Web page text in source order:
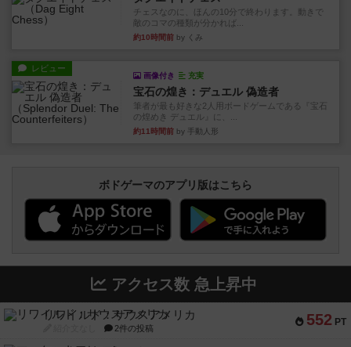
チェスなのに、ほんの10分で終わります。動きで
敵のコマの種類が分かれば...
約10時間前 by くみ
レビュー
画像付き 充実
宝石の煌き：デュエル 偽造者
筆者が最も好きな2人用ボードゲームである『宝石
の煌めき デュエル』に、...
約11時間前 by 手動人形
ボドゲーマのアプリ版はこちら
アクセス数 急上昇中
552 PT
リワイルド：サウスアメリカ
2件の投稿